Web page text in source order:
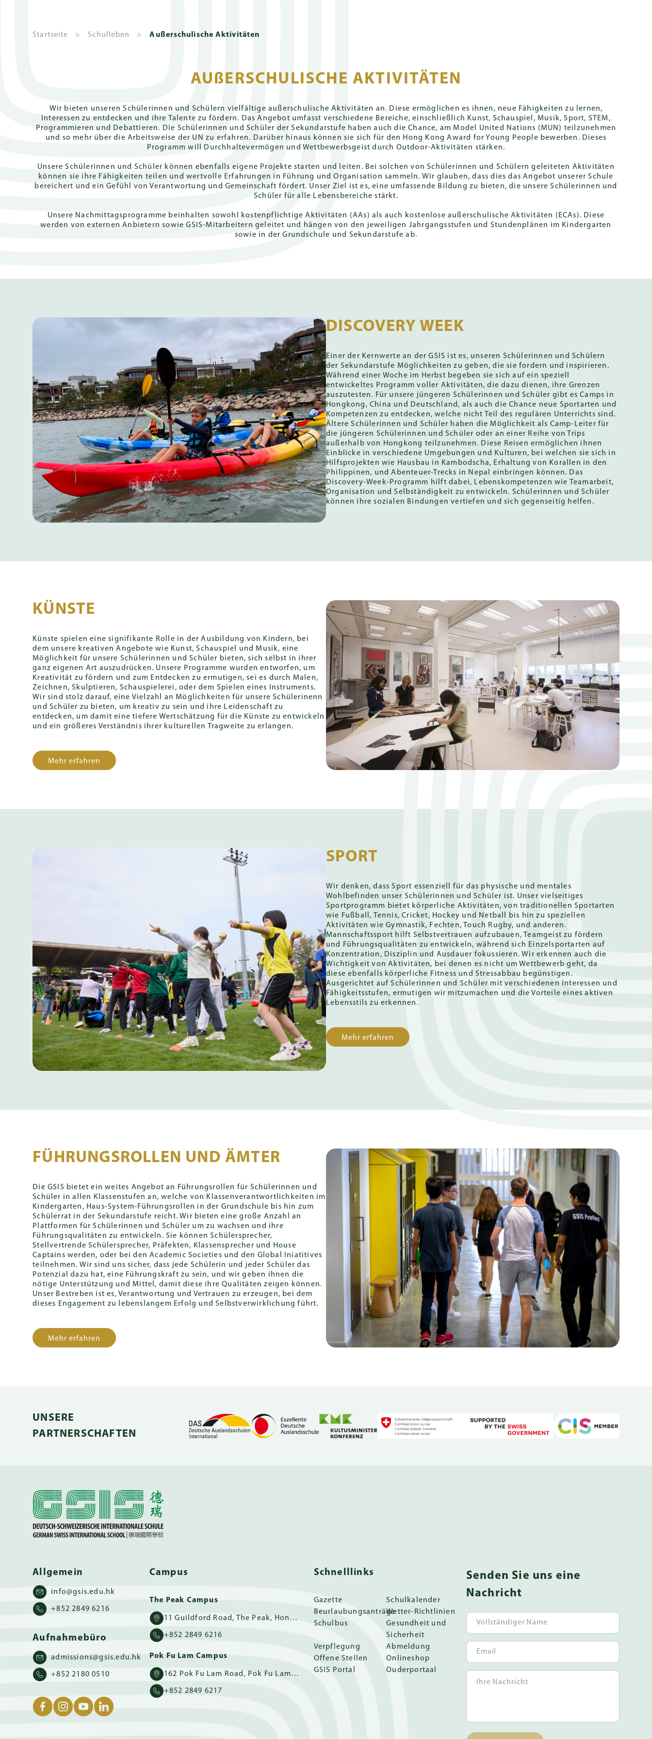
Grußwort der
Schulleiterin
Leitbild und
Hausregeln
Schulleitung
Governance
Senior
Leadership
Team
Campusse
Pok Fu Lam
Campus
The Peak
Campus
Campus
Gallerie
Campus
Gemeinschaft
Parents' Organisation for
Community (POC)
Klassenpflegschaft (KPRs)
Praktikum
Arbeiten in
Hongkong
Anmelden
Bedingungen für die
Vorrang bei der
Anmeldung
Zusage
Gebühren und
Schulgebühren
Jährliche Schulgebühren
Debenture & Capital Levy
Häufig gestellte Fragen
Deutscher Internationaler
Zweig (GIS)
Englischer Internationaler
Zweig (EIS)
Buchen Sie
jetzt
Überblick
Zweige
Tägliche Routine
Elternbeteiligung
Deutscher
Zweig
Grundschule
Sekundarstufe
Fast Track Programm
Zentrale
Klassenarbeiten (ZKA)
Englischer
Zweig
Grundschule
Untere
Sekundarstufe
International
Baccalaureate
Ganzheitliche
Studienberatung
Schulsozialarbeit
Unterstützung
für Schülerinnen
und Schüler
Deutsche
Sekundarstufe
Englische
System
Gazette
Schulkalendar
Schuljahr 2026-
27
Schuljahr 2027-
28
Außerschulische
Kunst, Musik,
Schauspiel
Sport
Führungsrollen
und Ämter
BVB
Academy
Hong Kong
Introduction
Ein Wort der
Schulleiterin
Gregor Kobel
Spenden
Wie kann man spenden
Spenden-Anerkennung
Spenden-Möglichkeiten
FAQs
Startseite > Schulleben > Außerschulische Aktivitäten
AUßERSCHULISCHE AKTIVITÄTEN
Wir bieten unseren Schülerinnen und Schülern vielfältige außerschulische Aktivitäten an. Diese ermöglichen es ihnen, neue Fähigkeiten zu lernen,
Interessen zu entdecken und ihre Talente zu fördern. Das Angebot umfasst verschiedene Bereiche, einschließlich Kunst, Schauspiel, Musik, Sport, STEM,
Programmieren und Debattieren. Die Schülerinnen und Schüler der Sekundarstufe haben auch die Chance, am Model United Nations (MUN) teilzunehmen
und so mehr über die Arbeitsweise der UN zu erfahren. Darüber hinaus können sie sich für den Hong Kong Award for Young People bewerben. Dieses
Programm will Durchhaltevermögen und Wettbewerbsgeist durch Outdoor-Aktivitäten stärken.
Unsere Schülerinnen und Schüler können ebenfalls eigene Projekte starten und leiten. Bei solchen von Schülerinnen und Schülern geleiteten Aktivitäten
können sie ihre Fähigkeiten teilen und wertvolle Erfahrungen in Führung und Organisation sammeln. Wir glauben, dass dies das Angebot unserer Schule
bereichert und ein Gefühl von Verantwortung und Gemeinschaft fördert. Unser Ziel ist es, eine umfassende Bildung zu bieten, die unsere Schülerinnen und
Schüler für alle Lebensbereiche stärkt.
Unsere Nachmittagsprogramme beinhalten sowohl kostenpflichtige Aktivitäten (AAs) als auch kostenlose außerschulische Aktivitäten (ECAs). Diese
werden von externen Anbietern sowie GSIS-Mitarbeitern geleitet und hängen von den jeweiligen Jahrgangsstufen und Stundenplänen im Kindergarten
sowie in der Grundschule und Sekundarstufe ab.
DISCOVERY WEEK
Einer der Kernwerte an der GSIS ist es, unseren Schülerinnen und Schülern
der Sekundarstufe Möglichkeiten zu geben, die sie fordern und inspirieren.
Während einer Woche im Herbst begeben sie sich auf ein speziell
entwickeltes Programm voller Aktivitäten, die dazu dienen, ihre Grenzen
auszutesten. Für unsere jüngeren Schülerinnen und Schüler gibt es Camps in
Hongkong, China und Deutschland, als auch die Chance neue Sportarten und
Kompetenzen zu entdecken, welche nicht Teil des regulären Unterrichts sind.
Ältere Schülerinnen und Schüler haben die Möglichkeit als Camp-Leiter für
die jüngeren Schülerinnen und Schüler oder an einer Reihe von Trips
außerhalb von Hongkong teilzunehmen. Diese Reisen ermöglichen ihnen
Einblicke in verschiedene Umgebungen und Kulturen, bei welchen sie sich in
Hilfsprojekten wie Hausbau in Kambodscha, Erhaltung von Korallen in den
Philippinen, und Abenteuer-Trecks in Nepal einbringen können. Das
Discovery-Week-Programm hilft dabei, Lebenskompetenzen wie Teamarbeit,
Organisation und Selbständigkeit zu entwickeln. Schülerinnen und Schüler
können ihre sozialen Bindungen vertiefen und sich gegenseitig helfen.
KÜNSTE
Künste spielen eine signifikante Rolle in der Ausbildung von Kindern, bei
dem unsere kreativen Angebote wie Kunst, Schauspiel und Musik, eine
Möglichkeit für unsere Schülerinnen und Schüler bieten, sich selbst in ihrer
ganz eigenen Art auszudrücken. Unsere Programme wurden entworfen, um
Kreativität zu fördern und zum Entdecken zu ermutigen, sei es durch Malen,
Zeichnen, Skulptieren, Schauspielerei, oder dem Spielen eines Instruments.
Wir sind stolz darauf, eine Vielzahl an Möglichkeiten für unsere Schülerinenn
und Schüler zu bieten, um kreativ zu sein und ihre Leidenschaft zu
entdecken, um damit eine tiefere Wertschätzung für die Künste zu entwickeln
und ein größeres Verständnis ihrer kulturellen Tragweite zu erlangen.
Mehr erfahren
SPORT
Wir denken, dass Sport essenziell für das physische und mentales
Wohlbefinden unser Schülerinnen und Schüler ist. Unser vielseitiges
Sportprogramm bietet körperliche Aktivitäten, von traditionellen Sportarten
wie Fußball, Tennis, Cricket, Hockey und Netball bis hin zu speziellen
Aktivitäten wie Gymnastik, Fechten, Touch Rugby, und anderen.
Mannschaftssport hilft Selbstvertrauen aufzubauen, Teamgeist zu fördern
und Führungsqualitäten zu entwickeln, während sich Einzelsportarten auf
Konzentration, Disziplin und Ausdauer fokussieren. Wir erkennen auch die
Wichtigkeit von Aktivitäten, bei denen es nicht um Wettbewerb geht, da
diese ebenfalls körperliche Fitness und Stressabbau begünstigen.
Ausgerichtet auf Schülerinnen und Schüler mit verschiedenen Interessen und
Fähigkeitsstufen, ermutigen wir mitzumachen und die Vorteile eines aktiven
Lebensstils zu erkennen.
Mehr erfahren
FÜHRUNGSROLLEN UND ÄMTER
Die GSIS bietet ein weites Angebot an Führungsrollen für Schülerinnen und
Schüler in allen Klassenstufen an, welche von Klassenverantwortlichkeiten im
Kindergarten, Haus-System-Führungsrollen in der Grundschule bis hin zum
Schülerrat in der Sekundarstufe reicht. Wir bieten eine große Anzahl an
Plattformen für Schülerinnen und Schüler um zu wachsen und ihre
Führungsqualitäten zu entwickeln. Sie können Schülersprecher,
Stellvertrende Schülersprecher, Präfekten, Klassensprecher und House
Captains werden, oder bei den Academic Societies und den Global Iniatitives
teilnehmen. Wir sind uns sicher, dass jede Schülerin und jeder Schüler das
Potenzial dazu hat, eine Führungskraft zu sein, und wir geben ihnen die
nötige Unterstützung und Mittel, damit diese ihre Qualitäten zeigen können.
Unser Bestreben ist es, Verantwortung und Vertrauen zu erzeugen, bei dem
dieses Engagement zu lebenslangem Erfolg und Selbstverwirklichung führt.
Mehr erfahren
UNSERE
PARTNERSCHAFTEN
Allgemein
info@gsis.edu.hk
+852 2849 6216
Aufnahmebüro
admissions@gsis.edu.hk
+852 2180 0510
Campus
The Peak Campus
11 Guildford Road, The Peak, Hong Kong
+852 2849 6216
Pok Fu Lam Campus
162 Pok Fu Lam Road, Pok Fu Lam, Hong Kong
+852 2849 6217
Schnelllinks
Gazette
Schulkalender
BeurlaubungsanträgeWetter-Richtlinien
Schulbus
Gesundheit und
Sicherheit
Verpflegung
Abmeldung
Offene Stellen
Onlineshop
GSIS Portal
Ouderportaal
Senden Sie uns eine
Nachricht